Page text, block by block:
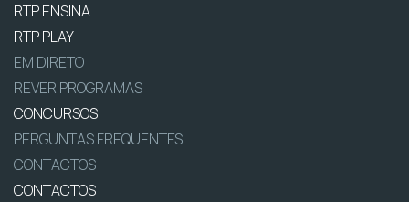
RTP ENSINA
RTP PLAY
EM DIRETO
REVER PROGRAMAS
CONCURSOS
PERGUNTAS FREQUENTES
CONTACTOS
CONTACTOS